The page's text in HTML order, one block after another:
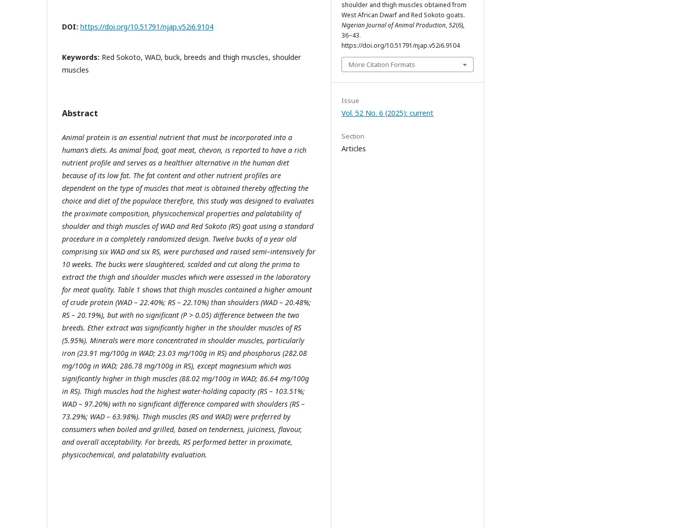
DOI: https://doi.org/10.51791/njap.v52i6.9104
Keywords: Red Sokoto, WAD, buck, breeds and thigh muscles, shoulder
muscles
Abstract
Animal protein is an essential nutrient that must be incorporated into a
human’s diets. As animal food, goat meat, chevon, is reported to have a rich
nutrient profile and serves as a healthier alternative in the human diet
because of its low fat. The fat content and other nutrient profiles are
dependent on the type of muscles that meat is obtained thereby affecting the
choice and diet of the populace therefore, this study was designed to evaluates
the proximate composition, physicochemical properties and palatability of
shoulder and thigh muscles of WAD and Red Sokoto (RS) goat using a standard
procedure in a completely randomized design. Twelve bucks of a year old
comprising six WAD and six RS, were purchased and raised semi–intensively for
10 weeks. The bucks were slaughtered, scalded and cut along the prima to
extract the thigh and shoulder muscles which were assessed in the laboratory
for meat quality. Table 1 shows that thigh muscles contained a higher amount
of crude protein (WAD – 22.40%; RS – 22.10%) than shoulders (WAD – 20.48%;
RS – 20.19%), but with no significant (P > 0.05) difference between the two
breeds. Ether extract was significantly higher in the shoulder muscles of RS
(5.95%). Minerals were more concentrated in shoulder muscles, particularly
iron (23.91 mg/100g in WAD; 23.03 mg/100g in RS) and phosphorus (282.08
mg/100g in WAD; 286.78 mg/100g in RS), except magnesium which was
significantly higher in thigh muscles (88.02 mg/100g in WAD; 86.64 mg/100g
in RS). Thigh muscles had the highest water-holding capacity (RS – 103.51%;
WAD – 97.20%) with no significant difference compared with shoulders (RS –
73.29%; WAD – 63.98%). Thigh muscles (RS and WAD) were preferred by
consumers when boiled and grilled, based on tenderness, juiciness, flavour,
and overall acceptability. For breeds, RS performed better in proximate,
physicochemical, and palatability evaluation.
shoulder and thigh muscles obtained from
West African Dwarf and Red Sokoto goats.
Nigerian Journal of Animal Production,52(6),
36–43.
https://doi.org/10.51791/njap.v52i6.9104
More Citation Formats
Issue
Vol. 52 No. 6 (2025): current
Section
Articles